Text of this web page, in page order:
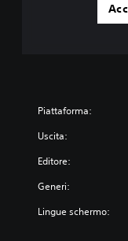
Piattaforma:
Uscita:
Editore:
Generi:
Lingue schermo: